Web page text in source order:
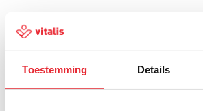
Toestemming Details